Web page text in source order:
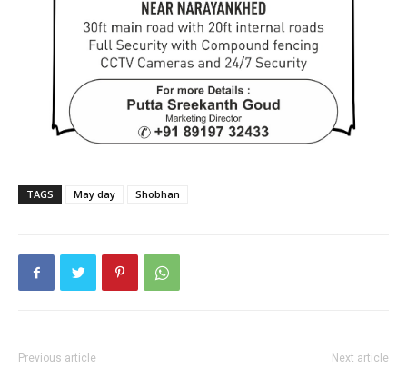
TAGS May day Shobhan
Previous article Next article